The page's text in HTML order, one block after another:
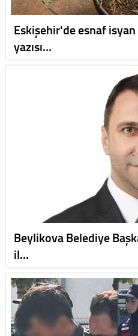
Eskişehir'de esnaf
yazısı…
Beylikova Belediye
il…